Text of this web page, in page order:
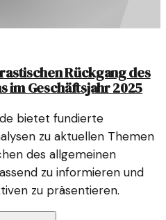
Rückgang des
im Geschäftsjahr 2025
bietet fundierte
zu aktuellen Themen
des allgemeinen
zu informieren und
zu präsentieren.